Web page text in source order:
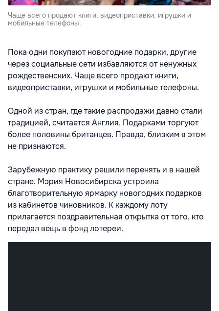
Чаще всего продают книги, видеоприставки, игрушки и
мобильные телефоны.
Пока одни покупают новогодние подарки, другие
через социальные сети избавляются от ненужных
рождественских. Чаще всего продают книги,
видеоприставки, игрушки и мобильные телефоны.
Одной из стран, где такие распродажи давно стали
традицией, считается Англия. Подарками торгуют
более половины британцев. Правда, близким в этом
не признаются.
Зарубежную практику решили перенять и в нашей
стране. Мэрия Новосибирска устроила
благотворительную ярмарку новогодних подарков
из кабинетов чиновников. К каждому лоту
прилагается поздравительная открытка от того, кто
передал вещь в фонд лотереи.